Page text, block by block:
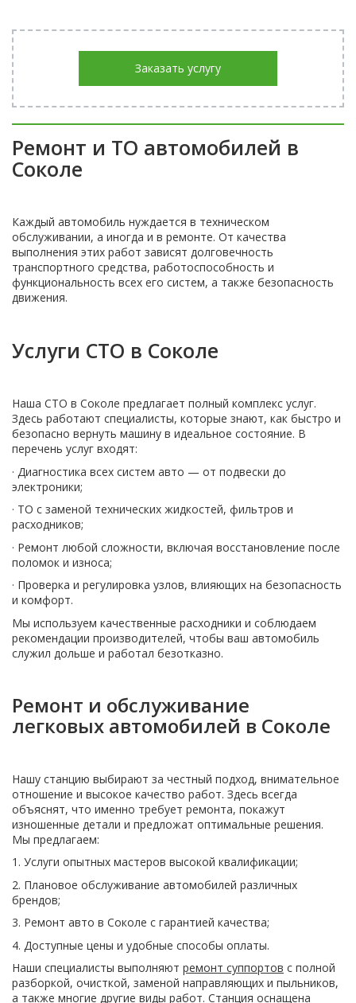
Заказать услугу
Ремонт и ТО автомобилей в
Соколе
Каждый автомобиль нуждается в техническом
обслуживании, а иногда и в ремонте. От качества
выполнения этих работ зависят долговечность
транспортного средства, работоспособность и
функциональность всех его систем, а также безопасность
движения.
Услуги СТО в Соколе
Наша СТО в Соколе предлагает полный комплекс услуг.
Здесь работают специалисты, которые знают, как быстро и
безопасно вернуть машину в идеальное состояние. В
перечень услуг входят:
· Диагностика всех систем авто — от подвески до
электроники;
· ТО с заменой технических жидкостей, фильтров и
расходников;
· Ремонт любой сложности, включая восстановление после
поломок и износа;
· Проверка и регулировка узлов, влияющих на безопасность
и комфорт.
Мы используем качественные расходники и соблюдаем
рекомендации производителей, чтобы ваш автомобиль
служил дольше и работал безотказно.
Ремонт и обслуживание
легковых автомобилей в Соколе
Нашу станцию выбирают за честный подход, внимательное
отношение и высокое качество работ. Здесь всегда
объяснят, что именно требует ремонта, покажут
изношенные детали и предложат оптимальные решения.
Мы предлагаем:
1. Услуги опытных мастеров высокой квалификации;
2. Плановое обслуживание автомобилей различных
брендов;
3. Ремонт авто в Соколе с гарантией качества;
4. Доступные цены и удобные способы оплаты.
Наши специалисты выполняют ремонт суппортов с полной
разборкой, очисткой, заменой направляющих и пыльников,
а также многие другие виды работ. Станция оснащена